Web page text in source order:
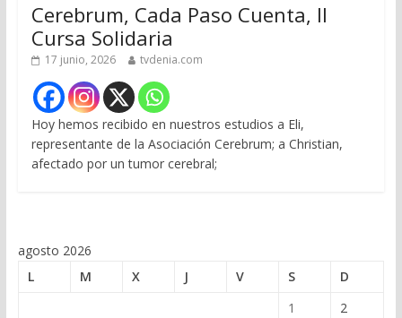
Cerebrum, Cada Paso Cuenta, II
Cursa Solidaria
17 junio, 2026 tvdenia.com
Hoy hemos recibido en nuestros estudios a Eli,
representante de la Asociación Cerebrum; a Christian,
afectado por un tumor cerebral;
agosto 2026
L
M X J V S
D
1
2